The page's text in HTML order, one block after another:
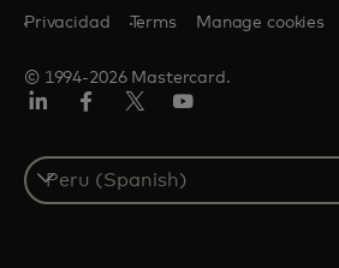
© 1994-2026 Mastercard.
Privacidad Terms Manage cookies
Select
a
country